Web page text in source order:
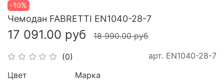
-10%
(0) арт. EN1040-28-7
Чемодан FABRETTI EN1040-28-7
17 091.00 руб 18 990.00 руб
Цвет Марка